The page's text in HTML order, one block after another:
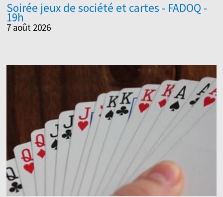
Soirée jeux de société et cartes - FADOQ -
19h
7 août 2026